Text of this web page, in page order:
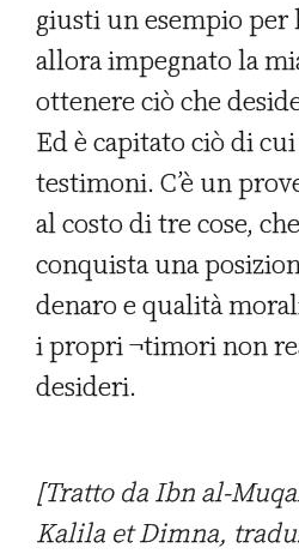
giusti un esempio per
allora impegnato la
ottenere ciò che
Ed è capitato ciò di
testimoni. C’è un
al costo di tre cose,
conquista una
denaro e qualità
i propri ¬timori non
desideri.
[Tratto da Ibn al-
Kalila et Dimna,